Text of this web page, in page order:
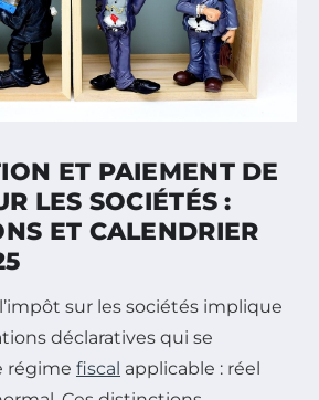
ET PAIEMENT DE
LES SOCIÉTÉS :
ET CALENDRIER
sur les sociétés implique
déclaratives qui se
régime fiscal applicable : réel